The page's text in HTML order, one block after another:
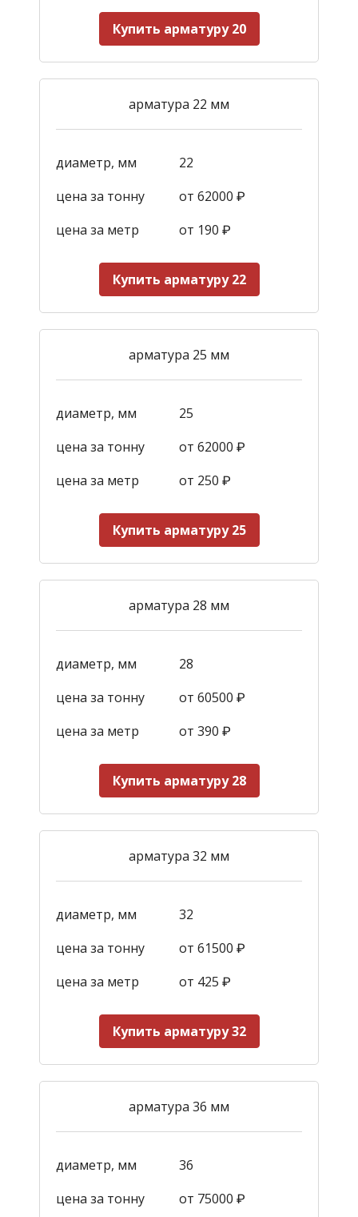
Купить арматуру 20
арматура 22 мм
диаметр, мм
22
цена за тонну
от 62000 ₽
цена за метр
от 190 ₽
Купить арматуру 22
арматура 25 мм
диаметр, мм
25
цена за тонну
от 62000 ₽
цена за метр
от 250 ₽
Купить арматуру 25
арматура 28 мм
диаметр, мм
28
цена за тонну
от 60500 ₽
цена за метр
от 390 ₽
Купить арматуру 28
арматура 32 мм
диаметр, мм
32
цена за тонну
от 61500 ₽
цена за метр
от 425 ₽
Купить арматуру 32
арматура 36 мм
диаметр, мм
36
цена за тонну
от 75000 ₽